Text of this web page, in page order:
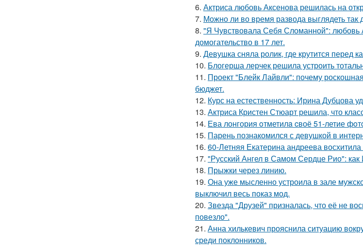
6. Актриса любовь Аксенова решилась на
7. Можно ли во время развода выглядеть так
8. "Я Чувствовала Себя Сломанной": любовь
домогательство в 17 лет.
9. Девушка сняла ролик, где крутится перед
10. Блогерша лерчек решила устроить
11. Проект "Блейк Лайвли": почему
бюджет.
12. Курс на естественность: Ирина Дубцова
13. Актриса Кристен Стюарт решила, что
14. Ева лонгория oтметилa cвоё 51-летие
15. Парень познакомился с девушкой в
16. 60-Летняя Екатерина андреева
17. "Русский Ангел в Самом Сердце Рио":
18. Прыжки через линию.
19. Она уже мысленно устроила в зале
выключил весь показ мод.
20. Звезда "Друзей" призналась, что её не
повезло".
21. Анна хилькевич прояснила ситуацию
среди поклонников.